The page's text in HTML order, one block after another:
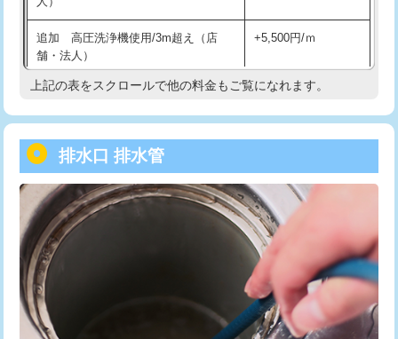
給水管工事※（土の掘削・埋め戻し作
業)
11,000円
給水管工事※（塩ビ管（VP・HI）使
用/3ｍまで)
用（追加）/3ｍ超え)
給水管工事※（ライニング鋼管・銅
管・ポリ管・HT管使用/3ｍまで)
44,000円
給水管工事※（ライニング鋼管・銅
管・ポリ管・HT管使用/3ｍ超え)
+8,800円
排水管工事（土の掘削・埋め戻し作
業）
11,000円~
追加 高圧洗浄機使用/3m超え（店
舗・法人）
+5,500円/ｍ
高度高圧洗浄換 現地調査
トーラー機使用/3mまで
追加トーラー機使用/3m超え +3,300円
カメラ調査 33,000円
桝清掃 8,800円
止水・漏水調査・防水処理・清掃・修
理・調整・分解・加工など（軽作業）
11,000円
上記の表をスクロールで他の料金もご覧になれます。
排水口 排水管